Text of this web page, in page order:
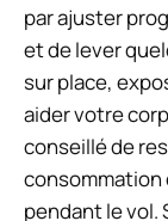
par ajuster
et de lever
sur place,
aider votre
conseillé de
consommation
pendant le vol.